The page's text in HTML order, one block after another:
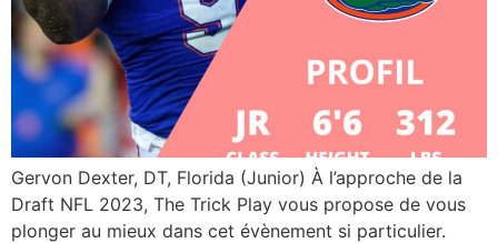
Gervon Dexter, DT, Florida (Junior) À l’approche de la
Draft NFL 2023, The Trick Play vous propose de vous
plonger au mieux dans cet évènement si particulier.